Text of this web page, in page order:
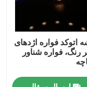
اتوکد فواره اژدهای
رنگ، فواره شناور